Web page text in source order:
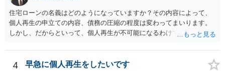
破産ともに，返済が困難な状況に陥っている以上，事業継続は難しい
場合が多いです。もっとも，手続き終了後，新たに事業を行うことは
できます。 ・個人再生・破産ともに，裁判所で手続きを進める際に官
報に掲載されます。そのため，第三者に知られる可能性はゼロではあ
はないかと心配される方がおられますが，そのようなことはありませ
住宅ローンの名義はどのようになっていますか？その内容によって、
個人再生の申立ての内容、債務の圧縮の程度は変わってまいります。
しかし、だからといって、個人再生が不可能になるわけではありませ
ます。 一度ご相談いただければと思います。
4 早急に個人再生をしたいです